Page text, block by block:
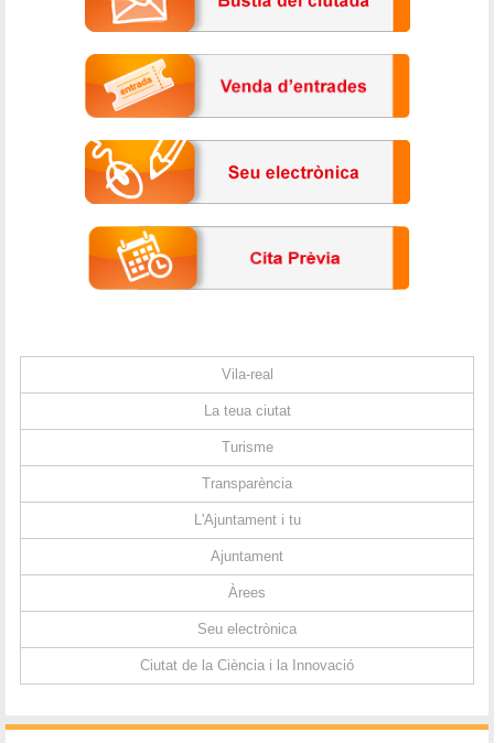
Vila-real
La teua ciutat
Turisme
Transparència
L'Ajuntament i tu
Ajuntament
Àrees
Seu electrònica
Ciutat de la Ciència i la Innovació